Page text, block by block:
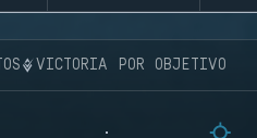
VICTORIA POR OBJETIVO